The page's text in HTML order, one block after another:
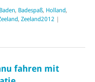
Baden, Badespaß, Holland,
, Zeeland2012 |
fahren mit